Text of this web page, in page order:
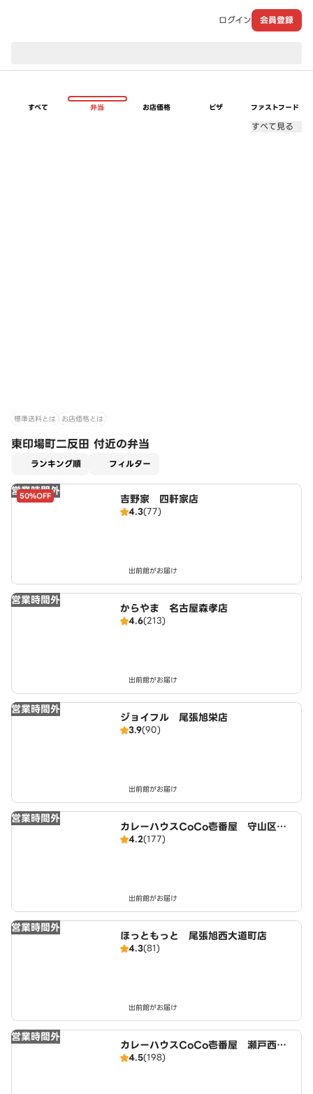
ログイン 会員登録
すべて 弁当 お店価格 ピザ ファストフード
すべて見る
標準送料とは お店価格とは
東印場町二反田 付近の弁当
ランキング順 フィルター
営業時間外
50%OFF 吉野家 四軒家店
4.3(77)
出前館がお届け
営業時間外
からやま 名古屋森孝店
4.6(213)
出前館がお届け
営業時間外
ジョイフル 尾張旭栄店
3.9(90)
出前館がお届け
営業時間外
カレーハウスCoCo壱番屋 守山区大
森店（SD）
4.2(177)
出前館がお届け
営業時間外
ほっともっと 尾張旭西大道町店
4.3(81)
出前館がお届け
営業時間外
カレーハウスCoCo壱番屋 瀬戸西本
地店（SD）
4.5(198)